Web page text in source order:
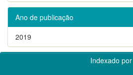
Ano de publicação
2019
Indexado por